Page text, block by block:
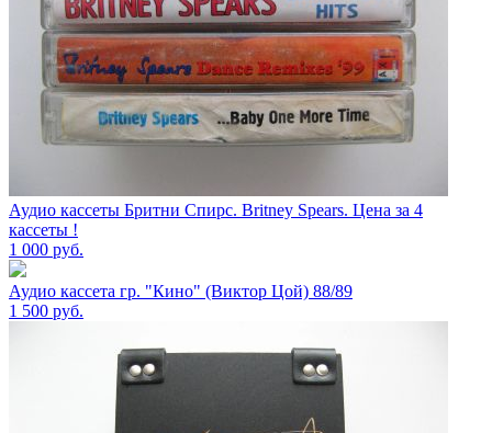
Аудио кассеты Бритни Спирс. Britney Spears. Цена за 4
кассеты !
1 000 руб.
Аудио кассета гр. "Кино" (Виктор Цой) 88/89
1 500 руб.